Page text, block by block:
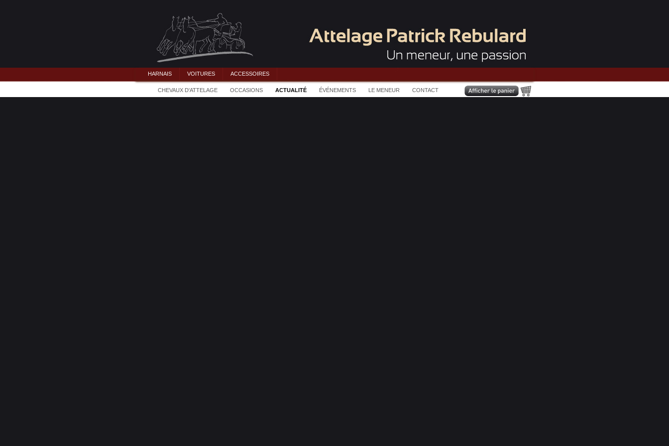
HARNAIS VOITURES ACCESSOIRES
CHEVAUX D'ATTELAGE OCCASIONS ACTUALITÉ ÉVÉNEMENTS LE MENEUR CONTACT